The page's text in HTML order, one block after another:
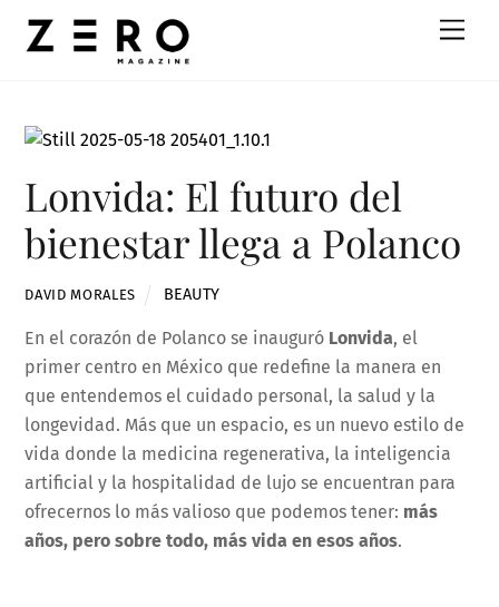
Lonvida: El futuro del
bienestar llega a Polanco
DAVID MORALES BEAUTY
En el corazón de Polanco se inauguró Lonvida, el
primer centro en México que redefine la manera en
que entendemos el cuidado personal, la salud y la
longevidad. Más que un espacio, es un nuevo estilo de
vida donde la medicina regenerativa, la inteligencia
artificial y la hospitalidad de lujo se encuentran para
ofrecernos lo más valioso que podemos tener: más
años, pero sobre todo, más vida en esos años.